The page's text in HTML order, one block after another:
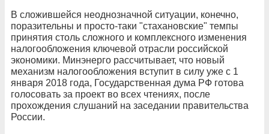
В сложившейся неоднозначной ситуации, конечно,
поразительны и просто-таки "стахановские" темпы
принятия столь сложного и комплексного изменения
налогообложения ключевой отрасли российской
экономики. Минэнерго рассчитывает, что новый
механизм налогообложения вступит в силу уже с 1
января 2018 года, Государственная дума РФ готова
голосовать за проект во всех чтениях, после
прохождения слушаний на заседании правительства
России.